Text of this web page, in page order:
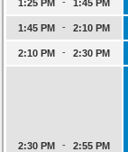
1:25 PM 1:45 PM
1:45 PM - 2:10 PM
2:10 PM - 2:30 PM
2:30 PM - 2:55 PM